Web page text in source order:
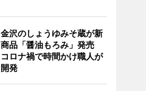
金沢のしょうゆみそ蔵が新
商品「醤油もろみ」発売
コロナ禍で時間かけ職人が
開発